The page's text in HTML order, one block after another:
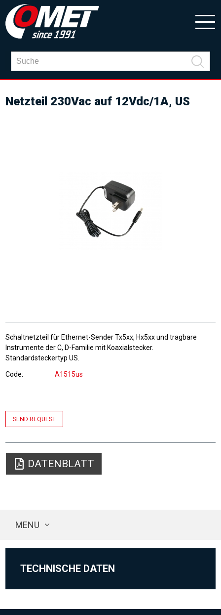
Netzteil 230Vac auf 12Vdc/1A, US
Schaltnetzteil für Ethernet-Sender Tx5xx, Hx5xx und tragbare
Instrumente der C, D-Familie mit Koaxialstecker.
Standardsteckertyp US.
Code A1515us
SEND REQUEST
DATENBLATT
MENU
TECHNISCHE DATEN